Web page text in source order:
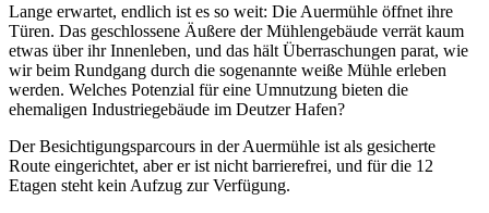
Lange erwartet, endlich ist es so weit: Die Auermühle öffnet ihre
Türen. Das geschlossene Äußere der Mühlengebäude verrät kaum
etwas über ihr Innenleben, und das hält Überraschungen parat, wie
wir beim Rundgang durch die sogenannte weiße Mühle erleben
werden. Welches Potenzial für eine Umnutzung bieten die
ehemaligen Industriegebäude im Deutzer Hafen?
Der Besichtigungsparcours in der Auermühle ist als gesicherte
Route eingerichtet, aber er ist nicht barrierefrei, und für die 12
Etagen steht kein Aufzug zur Verfügung.